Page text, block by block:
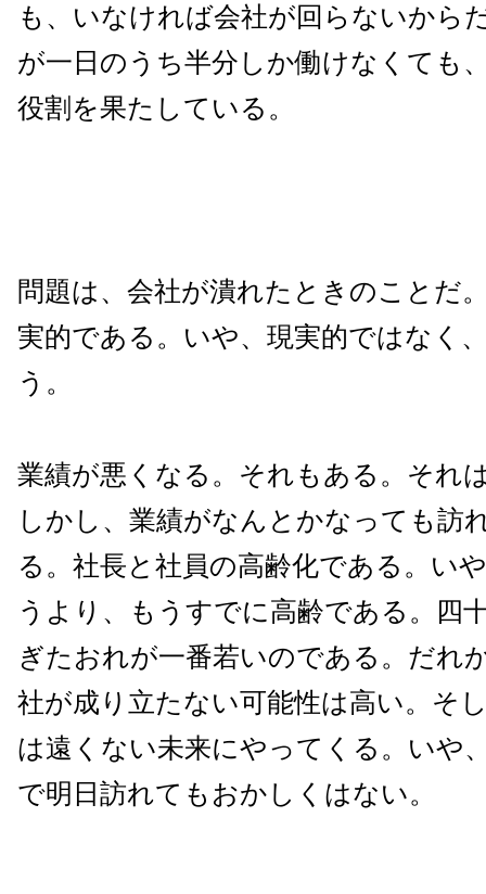
も、いなければ会社が回らないから
が一日のうち半分しか働けなくても
役割を果たしている。
問題は、会社が潰れたときのことだ
実的である。いや、現実的ではなく
う。
業績が悪くなる。それもある。それ
しかし、業績がなんとかなっても訪
る。社長と社員の高齢化である。い
うより、もうすでに高齢である。四
ぎたおれが一番若いのである。だれ
社が成り立たない可能性は高い。そ
は遠くない未来にやってくる。いや
で明日訪れてもおかしくはない。